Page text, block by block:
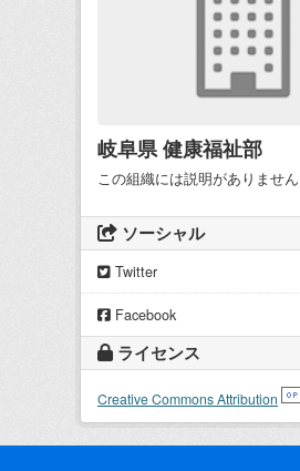
岐阜県 健康福祉部
この組織には説明がありません
ソーシャル
Twitter
Facebook
ライセンス
Creative Commons Attribution